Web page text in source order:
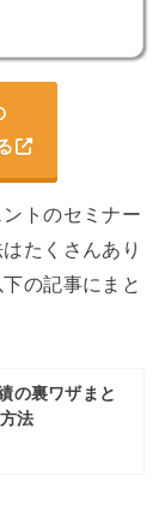
トのセミナー
たくさんあり
の記事にまと
の裏ワザまと
法